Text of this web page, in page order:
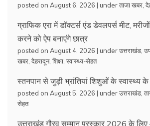
posted on August 6, 2026 | underताजा खबर
ग्राफिक एरा में डॉक्टर्स एंड डेवलपर्स मीट,
करने को ऐप बनाएंगे छात्र
posted on August 4, 2026 | underउत्तराखंड
खबर देहरादून, शिक्षा स्वास्थ्य-सेहत
स्तनपान से जुड़ी भ्रांतियां शिशुओं के स्वास्थ्य के
posted on August 5, 2026 | underउत्तराखंड
सेहत
उत्तराखंड गौरव सम्मान पुरस्कार 2026 के